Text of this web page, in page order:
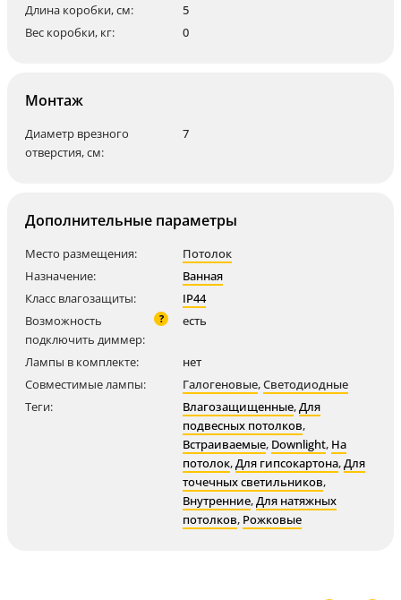
Длина коробки, см:
5
Вес коробки, кг:
0
Монтаж
Диаметр врезного
отверстия, см:
7
Дополнительные параметры
Место размещения:
Потолок
Назначение:
Ванная
Класс влагозащиты:
IP44
Возможность
подключить диммер:
? есть
Лампы в комплекте:
нет
Совместимые лампы:
Галогеновые,Светодиодные
Теги:
Влагозащищенные,Для
подвесных потолков,
Встраиваемые, Downlight, На
потолок,Для гипсокартона,Для
точечных светильников,
Внутренние,Для натяжных
потолков, Рожковые